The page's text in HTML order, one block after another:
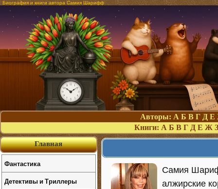
Биография и книги автора Самия Шарифф
Авторы: А Б В Г Д Е
Книги: А Б В Г Д Е Ж З
Самия
алжирские
Главная
Фантастика
Детективы и Триллеры